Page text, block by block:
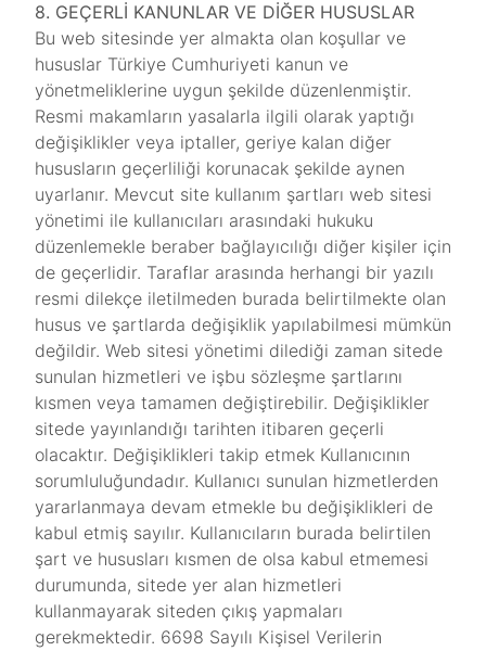
8. GEÇERLİ KANUNLAR VE DİĞER HUSUSLAR
Bu web sitesinde yer almakta olan koşullar ve
hususlar Türkiye Cumhuriyeti kanun ve
yönetmeliklerine uygun şekilde düzenlenmiştir.
Resmi makamların yasalarla ilgili olarak yaptığı
değişiklikler veya iptaller, geriye kalan diğer
hususların geçerliliği korunacak şekilde aynen
uyarlanır. Mevcut site kullanım şartları web sitesi
yönetimi ile kullanıcıları arasındaki hukuku
düzenlemekle beraber bağlayıcılığı diğer kişiler için
de geçerlidir. Taraflar arasında herhangi bir yazılı
resmi dilekçe iletilmeden burada belirtilmekte olan
husus ve şartlarda değişiklik yapılabilmesi mümkün
değildir. Web sitesi yönetimi dilediği zaman sitede
sunulan hizmetleri ve işbu sözleşme şartlarını
kısmen veya tamamen değiştirebilir. Değişiklikler
sitede yayınlandığı tarihten itibaren geçerli
olacaktır. Değişiklikleri takip etmek Kullanıcının
sorumluluğundadır. Kullanıcı sunulan hizmetlerden
yararlanmaya devam etmekle bu değişiklikleri de
kabul etmiş sayılır. Kullanıcıların burada belirtilen
şart ve hususları kısmen de olsa kabul etmemesi
durumunda, sitede yer alan hizmetleri
kullanmayarak siteden çıkış yapmaları
gerekmektedir. 6698 Sayılı Kişisel Verilerin